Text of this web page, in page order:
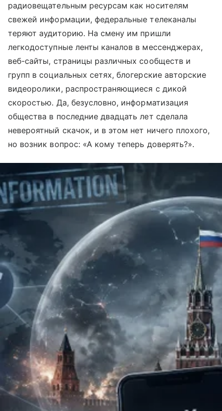
радиовещательным ресурсам как носителям
свежей информации, федеральные телеканалы
теряют аудиторию. На смену им пришли
легкодоступные ленты каналов в мессенджерах,
веб-сайты, страницы различных сообществ и
групп в социальных сетях, блогерские авторские
видеоролики, распространяющиеся с дикой
скоростью. Да, безусловно, информатизация
общества в последние двадцать лет сделала
невероятный скачок, и в этом нет ничего плохого,
но возник вопрос: «А кому теперь доверять?».